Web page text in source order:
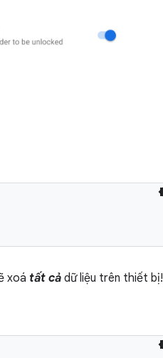
xoá tất cả dữ liệu trên thiết bị!